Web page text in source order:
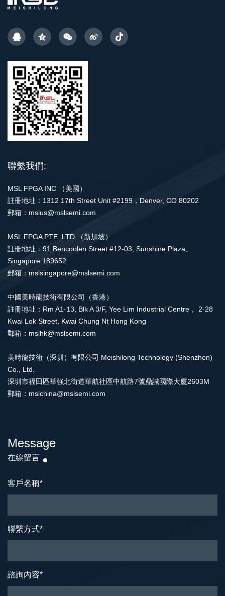
聯繫我們:
MSL FPGA INC （美國）
註冊地址：1312 17th Street Unit #2199，Denver, CO 80202
郵箱：mslus@mslsemi.com
MSL FPGA PTE .LTD.（新加坡）
註冊地址：91 Bencoolen Street #12-03, Sunshine Plaza,
Singapore 189652
郵箱：mslsingapore@mslsemi.com
中國美時龍技術有限公司（香港）
註冊地址：Rm A1-13, Blk A 3/F, Yee Lim Industrial Centre， 2-28
Kwai Lok Street, Kwai Chung Nt Hong Kong
郵箱：mslhk@mslsemi.com
美時龍技術（深圳）有限公司 Meishilong Technology (Shenzhen)
Co., Ltd.
深圳市福田區華強北街道華航社區中航路7號鼎誠國際大廈2603M
郵箱：mslchina@mslsemi.com
Message
在線留言
客戶名稱*
聯繫方式*
諮詢內容*